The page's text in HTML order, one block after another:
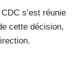
s’est réunie
cette décision,